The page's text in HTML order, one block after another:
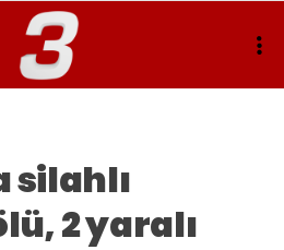
silahlı
2 yaralı